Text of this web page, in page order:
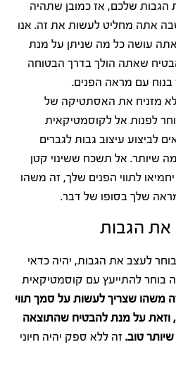
שלכם, אז כמובן שתהיה
אתה מחליט לעשות את זה. אנו
עושה כל מה שניתן על מנת
שאתה הולך בדרך הבטוחה
עם מראה הפנים.
מזניח את האסתטיקה של
לפנות אל לקוסמטיקאית
לביצוע עיצוב גבות לגברים
שיותר. אל תשכח ששינוי קטן
לתווי הפנים שלך, זה משהו
שלך בסופו של דבר.
את הגבות
לעצב את הגבות, יהיה כדאי
בוחר להתייעץ עם קוסמטיקאית
משהו שצריך לעשות על סמך תווי
וזאת על מנת להבטיח שהתוצאה
טוב. זה ללא ספק יהיה חיוני